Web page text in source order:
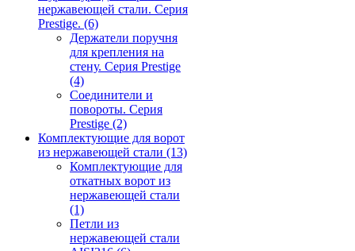
нержавеющей стали. Серия
Prestige. (6)
Держатели поручня
для крепления на
стену. Серия Prestige
(4)
Соединители и
повороты. Серия
Prestige (2)
Комплектующие для ворот
из нержавеющей стали (13)
Комплектующие для
откатных ворот из
нержавеющей стали
(1)
Петли из
нержавеющей стали